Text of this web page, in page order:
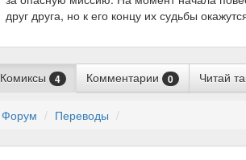
друг друга, но к его концу их судьбы
Комиксы 4 Комментарии 0 Читай
Форум Переводы